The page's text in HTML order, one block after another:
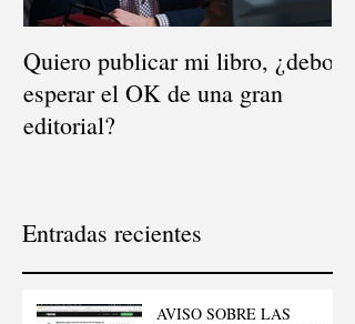
Quiero publicar mi libro, ¿debo
esperar el OK de una gran
editorial?
Entradas recientes
AVISO SOBRE LAS